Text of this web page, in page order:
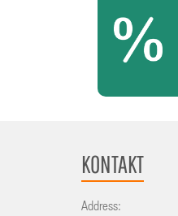
KONTAKT
Address: